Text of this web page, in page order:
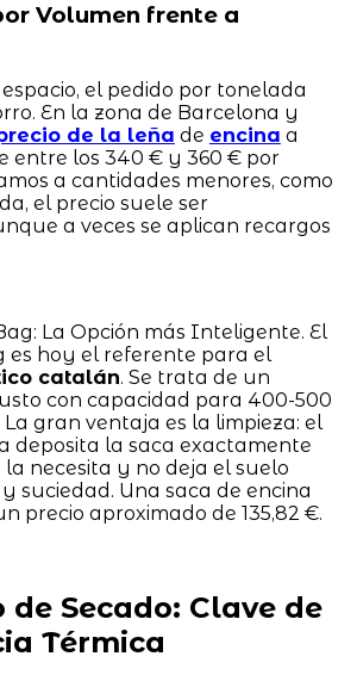
Volumen frente a
espacio, el pedido por tonelada
En la zona de Barcelona y
de la leña de encina a
entre los 340 € y 360 € por
a cantidades menores, como
el precio suele ser
a veces se aplican recargos
La Opción más Inteligente. El
es hoy el referente para el
catalán. Se trata de un
con capacidad para 400-500
gran ventaja es la limpieza: el
deposita la saca exactamente
necesita y no deja el suelo
suciedad. Una saca de encina
precio aproximado de 135,82 €.
de Secado: Clave de
Térmica